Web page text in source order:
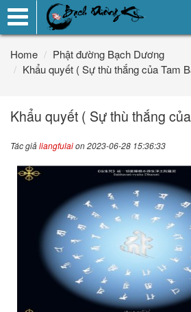
Toggle
navigation
Home
Phật đường Bạch Dương
Khẩu quyết ( Sự thù thắng của Tam
Khẩu quyết ( Sự thù thắng
Tác giảliangfulaion 2023-06-28 15:36:33